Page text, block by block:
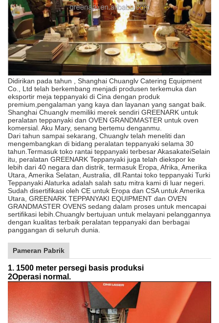
Didirikan pada tahun , Shanghai Chuanglv Catering Equipment
Co., Ltd telah berkembang menjadi produsen terkemuka dan
eksportir meja teppanyaki di Cina dengan produk
premium,pengalaman yang kaya dan layanan yang sangat baik.
Shanghai Chuanglv memiliki merek sendiri GREENARK untuk
peralatan teppanyaki dan OVEN GRANDMASTER untuk oven
komersial. Aku Mary, senang bertemu denganmu.
Dari tahun sampai sekarang, Chuanglv telah meneliti dan
mengembangkan di bidang peralatan teppanyaki selama 30
tahun.Termasuk toko rantai teppanyaki terbesar AkasakateiSelain
itu, peralatan GREENARK Teppanyaki juga telah diekspor ke
lebih dari 40 negara dan distrik, termasuk Eropa, Afrika, Amerika
Utara, Amerika Selatan, Australia, dll.Rantai toko teppanyaki Turki
Teppanyaki Alaturka adalah salah satu mitra kami di luar negeri.
Sudah disertifikasi oleh CE untuk Eropa dan CSA untuk Amerika
Utara, GREENARK TEPPANYAKI EQUIPMENT dan OVEN
GRANDMASTER OVENS sedang dalam proses untuk mencapai
sertifikasi lebih.Chuanglv bertujuan untuk melayani pelanggannya
dengan kualitas terbaik peralatan teppanyaki dan berbagai
panggangan di seluruh dunia.
Pameran Pabrik
1. 1500 meter persegi basis produksi
2Operasi normal.